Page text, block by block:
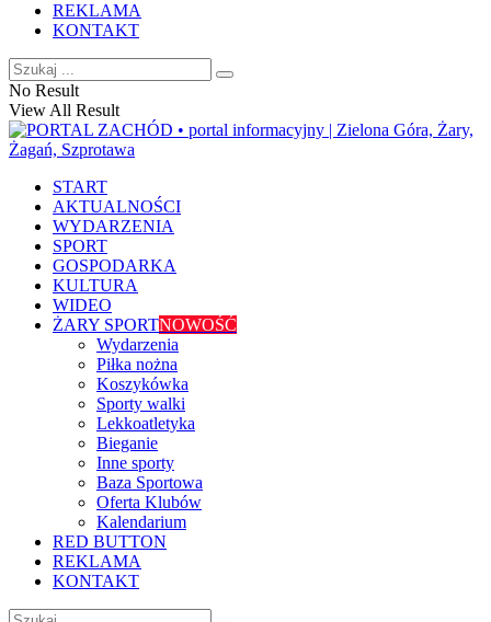
REKLAMA
KONTAKT
No Result
View All Result
START
AKTUALNOŚCI
WYDARZENIA
SPORT
GOSPODARKA
KULTURA
WIDEO
ŻARY SPORTNOWOŚĆ
Wydarzenia
Piłka nożna
Koszykówka
Sporty walki
Lekkoatletyka
Bieganie
Inne sporty
Baza Sportowa
Oferta Klubów
Kalendarium
RED BUTTON
REKLAMA
KONTAKT